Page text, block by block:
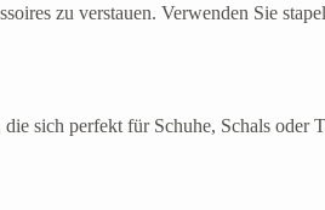
zu verstauen. Verwenden Sie
sich perfekt für Schuhe, Schals oder